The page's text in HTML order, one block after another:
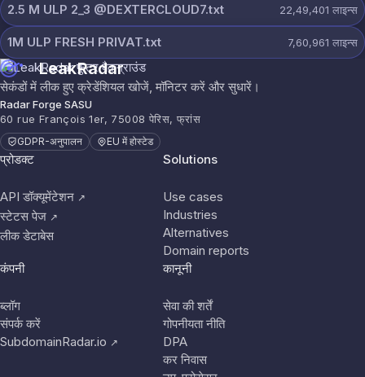
2.5 M ULP 2_3 @DEXTERCLOUD7.txt 22,49,401 लाइन्स
1M ULP FRESH PRIVAT.txt 7,60,961 लाइन्स
LeakRadar
सेकंडों में लीक हुए क्रेडेंशियल खोजें, मॉनिटर करें और सुधारें।
Radar Forge SASU
60 rue François 1er, 75008 पेरिस, फ्रांस
GDPR-अनुपालन EU में होस्टेड
प्रोडक्ट
API डॉक्यूमेंटेशन ↗
स्टेटस पेज ↗
लीक डेटाबेस
Solutions
Use cases
Industries
Alternatives
Domain reports
कंपनी
ब्लॉग
संपर्क करें
SubdomainRadar.io ↗
कानूनी
सेवा की शर्तें
गोपनीयता नीति
DPA
कर निवास